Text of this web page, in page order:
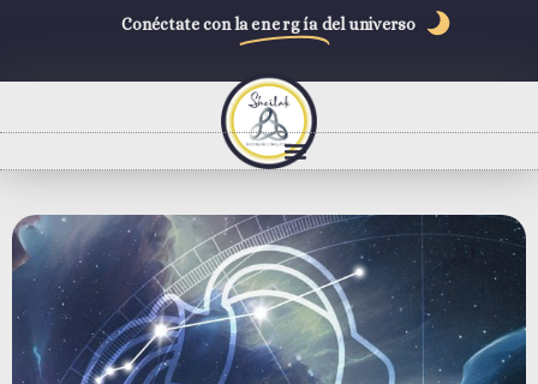
Conéctate con la energía del universo